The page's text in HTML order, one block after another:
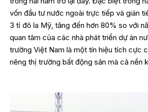
vốn đầu tư nước ngoài trực tiếp và gián
3 tỉ đô la Mỹ, tăng đến hơn 80% so với
quan tâm của các nhà phát triển dự án
trường Việt Nam là một tín hiệu tích cực
riêng thị trường bất động sản mà cả nền